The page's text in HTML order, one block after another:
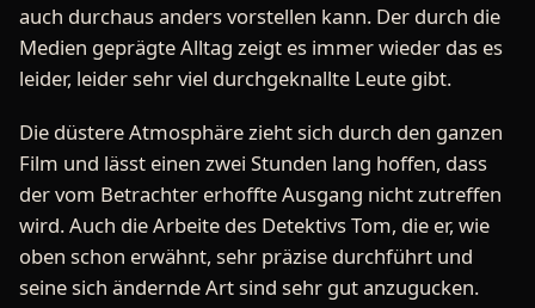
auch durchaus anders vorstellen kann. Der durch die
Medien geprägte Alltag zeigt es immer wieder das es
leider, leider sehr viel durchgeknallte Leute gibt.
Die düstere Atmosphäre zieht sich durch den ganzen
Film und lässt einen zwei Stunden lang hoffen, dass
der vom Betrachter erhoffte Ausgang nicht zutreffen
wird. Auch die Arbeite des Detektivs Tom, die er, wie
oben schon erwähnt, sehr präzise durchführt und
seine sich ändernde Art sind sehr gut anzugucken.